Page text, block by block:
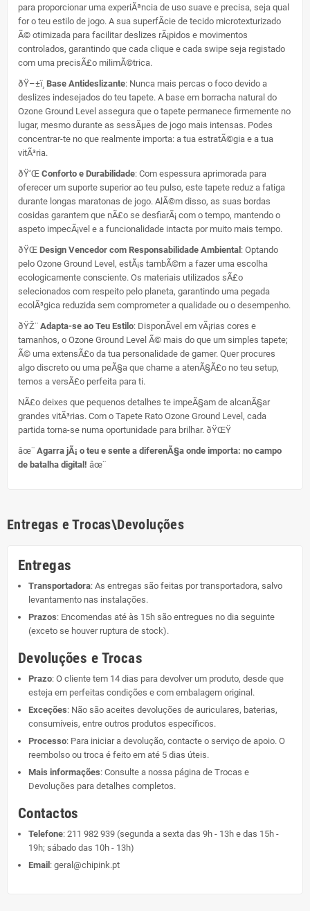
para proporcionar uma experiÃªncia de uso suave e precisa, seja qual
for o teu estilo de jogo. A sua superfÃ­cie de tecido microtexturizado
Ã© otimizada para facilitar deslizes rÃ¡pidos e movimentos
controlados, garantindo que cada clique e cada swipe seja registado
com uma precisÃ£o milimÃ©trica.
ðŸ–±ï¸ Base Antideslizante: Nunca mais percas o foco devido a
deslizes indesejados do teu tapete. A base em borracha natural do
Ozone Ground Level assegura que o tapete permanece firmemente no
lugar, mesmo durante as sessÃµes de jogo mais intensas. Podes
concentrar-te no que realmente importa: a tua estratÃ©gia e a tua
vitÃ³ria.
ðŸ‘Œ Conforto e Durabilidade: Com espessura aprimorada para
oferecer um suporte superior ao teu pulso, este tapete reduz a fatiga
durante longas maratonas de jogo. AlÃ©m disso, as suas bordas
cosidas garantem que nÃ£o se desfiarÃ¡ com o tempo, mantendo o
aspeto impecÃ¡vel e a funcionalidade intacta por muito mais tempo.
ðŸŒ Design Vencedor com Responsabilidade Ambiental : Optando
pelo Ozone Ground Level, estÃ¡s tambÃ©m a fazer uma escolha
ecologicamente consciente. Os materiais utilizados sÃ£o
selecionados com respeito pelo planeta, garantindo uma pegada
ecolÃ³gica reduzida sem comprometer a qualidade ou o desempenho.
ðŸŽ¨ Adapta-se ao Teu Estilo: DisponÃ­vel em vÃ¡rias cores e
tamanhos, o Ozone Ground Level Ã© mais do que um simples tapete;
Ã© uma extensÃ£o da tua personalidade de gamer. Quer procures
algo discreto ou uma peÃ§a que chame a atenÃ§Ã£o no teu setup,
temos a versÃ£o perfeita para ti.
NÃ£o deixes que pequenos detalhes te impeÃ§am de alcanÃ§ar
grandes vitÃ³rias. Com o Tapete Rato Ozone Ground Level, cada
partida torna-se numa oportunidade para brilhar. ðŸŒŸ
âœ¨ Agarra jÃ¡ o teu e sente a diferenÃ§a onde importa: no campo
de batalha digital! âœ¨
Entregas e Trocas\Devoluções
Entregas
Transportadora: As entregas são feitas por transportadora, salvo
levantamento nas instalações.
Prazos: Encomendas até às 15h são entregues no dia seguinte
(exceto se houver ruptura de stock).
Devoluções e Trocas
Prazo: O cliente tem 14 dias para devolver um produto, desde que
esteja em perfeitas condições e com embalagem original.
Exceções: Não são aceites devoluções de auriculares, baterias,
consumíveis, entre outros produtos específicos.
Processo: Para iniciar a devolução, contacte o serviço de apoio. O
reembolso ou troca é feito em até 5 dias úteis.
Mais informações: Consulte a nossa página de Trocas e
Devoluções para detalhes completos.
Contactos
Telefone: 211 982 939 (segunda a sexta das 9h - 13h e das 15h -
19h; sábado das 10h - 13h)
Email : geral@chipink.pt